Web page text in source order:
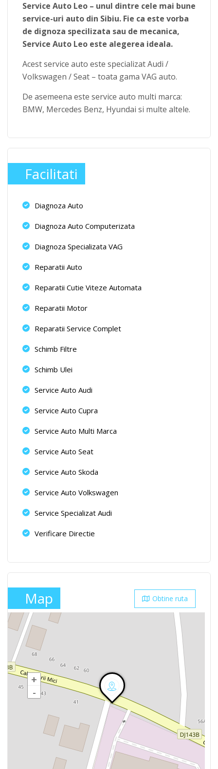
Service Auto Leo – unul dintre cele mai bune
service-uri auto din Sibiu. Fie ca este vorba
de dignoza specilizata sau de mecanica,
Service Auto Leo este alegerea ideala.
Acest service auto este specializat Audi /
Volkswagen / Seat – toata gama VAG auto.
De asemeena este service auto multi marca:
BMW, Mercedes Benz, Hyundai si multe altele.
Facilitati
Diagnoza Auto
Diagnoza Auto Computerizata
Diagnoza Specializata VAG
Reparatii Auto
Reparatii Cutie Viteze Automata
Reparatii Motor
Reparatii Service Complet
Schimb Filtre
Schimb Ulei
Service Auto Audi
Service Auto Cupra
Service Auto Multi Marca
Service Auto Seat
Service Auto Skoda
Service Auto Volkswagen
Service Specializat Audi
Verificare Directie
Map Obtine ruta
+
-